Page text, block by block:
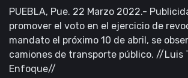
PUEBLA, Pue. 22 Marzo 2022.-
promover el voto en el ejercicio de
mandato el próximo 10 de abril, se
camiones de transporte público. //Luis
Enfoque//